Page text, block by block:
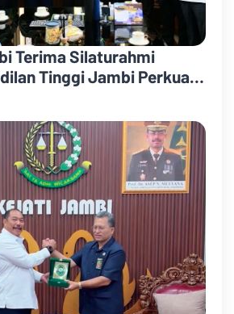
Terima Silaturahmi
Tinggi Jambi Perkuat